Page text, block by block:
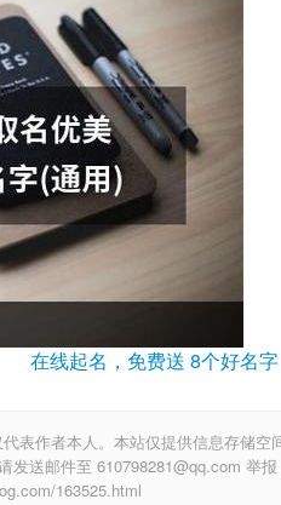
在线起名，免费送 8个好名字
表作者本人。本站仅提供信息存储
送邮件至 610798281@qq.com 举报
163525.html